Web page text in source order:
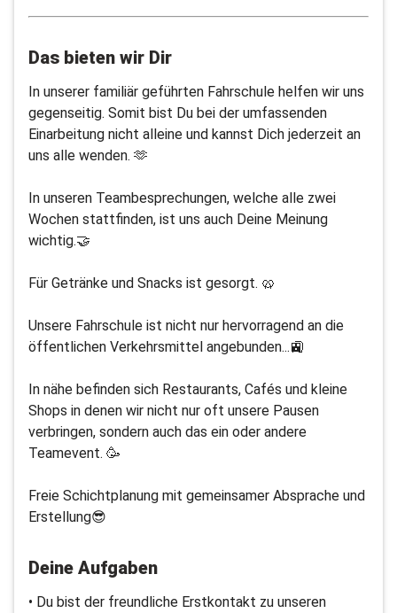
Das bieten wir Dir
In unserer familiär geführten Fahrschule helfen wir uns
gegenseitig. Somit bist Du bei der umfassenden
Einarbeitung nicht alleine und kannst Dich jederzeit an
uns alle wenden. 🫶
In unseren Teambesprechungen, welche alle zwei
Wochen stattfinden, ist uns auch Deine Meinung
wichtig.🤝
Für Getränke und Snacks ist gesorgt. 🥨
Unsere Fahrschule ist nicht nur hervorragend an die
öffentlichen Verkehrsmittel angebunden...🚉
In nähe befinden sich Restaurants, Cafés und kleine
Shops in denen wir nicht nur oft unsere Pausen
verbringen, sondern auch das ein oder andere
Teamevent. 🥳
Freie Schichtplanung mit gemeinsamer Absprache und
Erstellung😎
Deine Aufgaben
• Du bist der freundliche Erstkontakt zu unseren